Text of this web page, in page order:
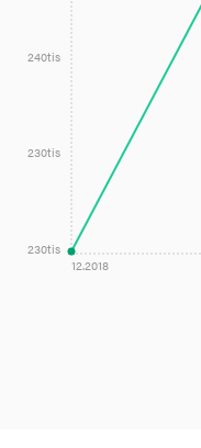
12.2018
230tis
230tis
240tis